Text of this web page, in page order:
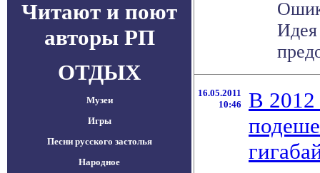
Читают и поют
авторы РП
ОТДЫХ
Музеи
Игры
Песни русского застолья
Народное
Идея
16.05.2011
10:46
В 2012